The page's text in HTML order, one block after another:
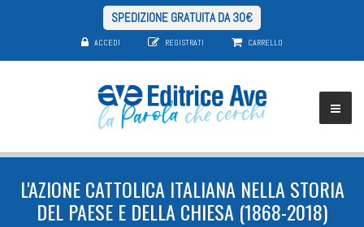
SPEDIZIONE GRATUITA DA 30€
ACCEDI REGISTRATI CARRELLO
L'AZIONE CATTOLICA ITALIANA NELLA STORIA
DEL PAESE E DELLA CHIESA (1868-2018)